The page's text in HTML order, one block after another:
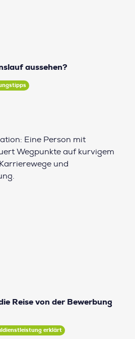
aussehen?
Reise von der Bewerbung
erklärt